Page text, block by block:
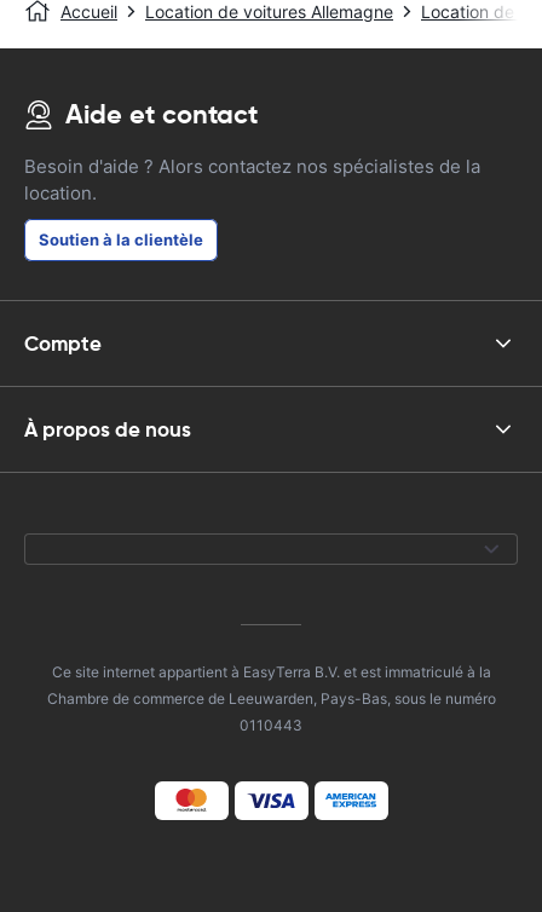
Accueil Location de voitures Allemagne Location de
Aide et contact
Besoin d'aide ? Alors contactez nos spécialistes de la
location.
Soutien à la clientèle
Compte
À propos de nous
Ce site internet appartient à EasyTerra B.V. et est immatriculé à la
Chambre de commerce de Leeuwarden, Pays-Bas, sous le numéro
0110443